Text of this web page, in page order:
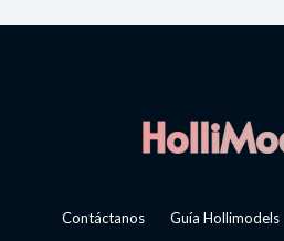
Contáctanos Guía Hollimodels